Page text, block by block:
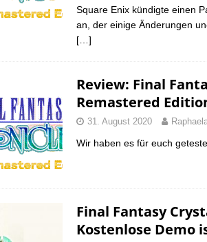
[ 5. August 2026 ] FFXIV: Das nördliche Kreszentia –
Square Enix kündigte einen
an, der einige Änderungen
[…]
Review: Final
Remastered
31. August 2020
Wir haben es für euch
Final Fantasy
Kostenlose Demo